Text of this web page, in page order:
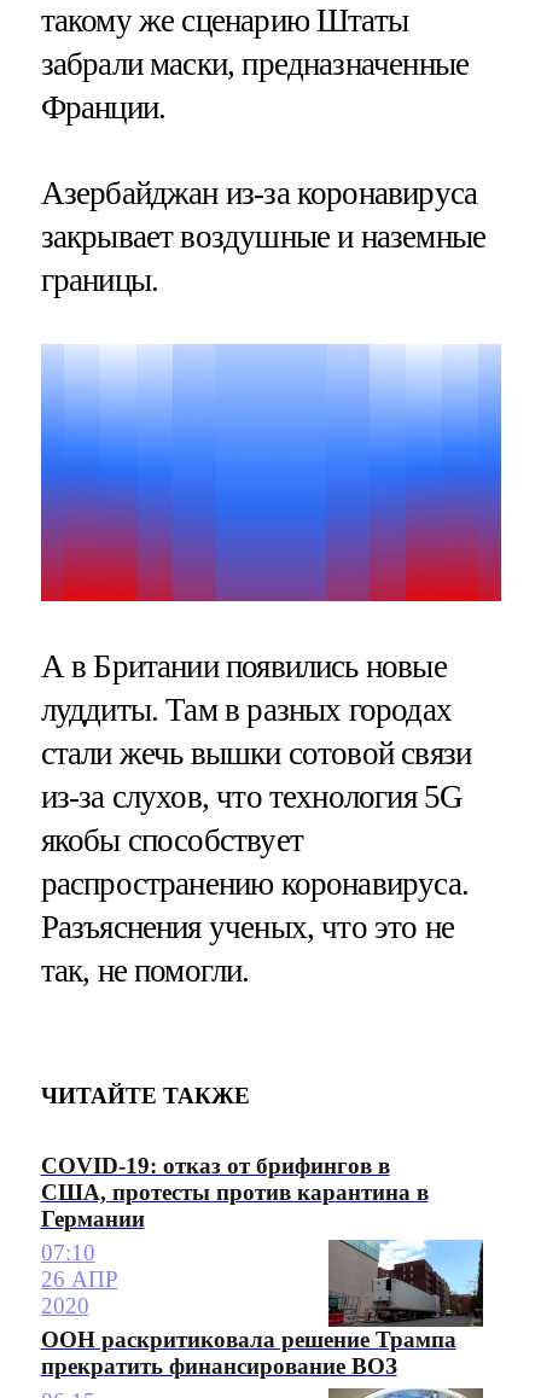
такому же сценарию Штаты
забрали маски, предназначенные
Франции.
Азербайджан из-за коронавируса
закрывает воздушные и наземные
границы.
А в Британии появились новые
луддиты. Там в разных городах
стали жечь вышки сотовой связи
из-за слухов, что технология 5G
якобы способствует
распространению коронавируса.
Разъяснения ученых, что это не
так, не помогли.
ЧИТАЙТЕ ТАКЖЕ
COVID-19: отказ от брифингов в
США, протесты против карантина в
Германии
07:10
26 АПР
2020
ООН раскритиковала решение Трампа
прекратить финансирование ВОЗ